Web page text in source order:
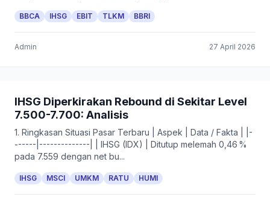
BBCA IHSG EBIT TLKM BBRI
Admin 27 April 2026
IHSG Diperkirakan Rebound di Sekitar Level
7.500-7.700: Analisis
1. Ringkasan Situasi Pasar Terbaru | Aspek | Data / Fakta | |-
------|--------------| | IHSG (IDX) | Ditutup melemah 0,46 %
pada 7.559 dengan net bu...
IHSG MSCI UMKM RATU HUMI